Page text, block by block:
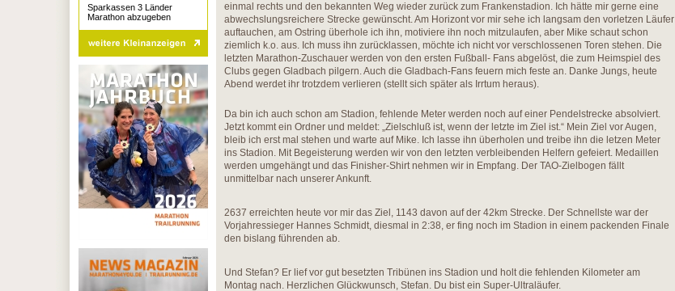
einmal rechts und den bekannten Weg wieder zurück zum Frankenstadion. Ich hätte mir gerne eine
abwechslungsreichere Strecke gewünscht. Am Horizont vor mir sehe ich langsam den vorletzen Läufer
auftauchen, am Ostring überhole ich ihn, motiviere ihn noch mitzulaufen, aber Mike schaut schon
ziemlich k.o. aus. Ich muss ihn zurücklassen, möchte ich nicht vor verschlossenen Toren stehen. Die
letzten Marathon-Zuschauer werden von den ersten Fußball- Fans abgelöst, die zum Heimspiel des
Clubs gegen Gladbach pilgern. Auch die Gladbach-Fans feuern mich feste an. Danke Jungs, heute
Abend werdet ihr trotzdem verlieren (stellt sich später als Irrtum heraus).
Da bin ich auch schon am Stadion, fehlende Meter werden noch auf einer Pendelstrecke absolviert.
Jetzt kommt ein Ordner und meldet: „Zielschluß ist, wenn der letzte im Ziel ist.“ Mein Ziel vor Augen,
bleib ich erst mal stehen und warte auf Mike. Ich lasse ihn überholen und treibe ihn die letzen Meter
ins Stadion. Mit Begeisterung werden wir von den letzten verbleibenden Helfern gefeiert. Medaillen
werden umgehängt und das Finisher-Shirt nehmen wir in Empfang. Der TAO-Zielbogen fällt
unmittelbar nach unserer Ankunft.
2637 erreichten heute vor mir das Ziel, 1143 davon auf der 42km Strecke. Der Schnellste war der
Vorjahressieger Hannes Schmidt, diesmal in 2:38, er fing noch im Stadion in einem packenden Finale
den bislang führenden ab.
Und Stefan? Er lief vor gut besetzten Tribünen ins Stadion und holt die fehlenden Kilometer am
Montag nach. Herzlichen Glückwunsch, Stefan. Du bist ein Super-Ultraläufer.
Sparkassen 3 Länder
Marathon abzugeben